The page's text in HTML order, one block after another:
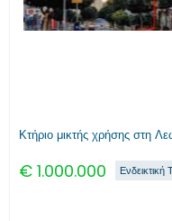
Κτήριο μικτής χρήσης
€ 1.000.000 Ενδεικτική